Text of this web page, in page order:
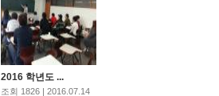
2016 학년도 ...
조회 1826 | 2016.07.14